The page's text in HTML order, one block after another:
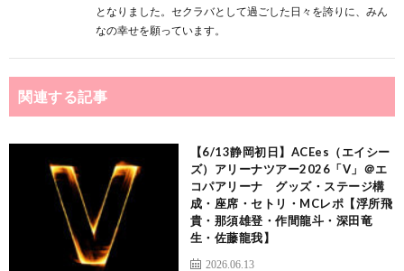
となりました。セクラバとして過ごした日々を誇りに、みん
なの幸せを願っています。
関連する記事
【6/13静岡初日】ACEes（エイシー
ズ）アリーナツアー2026「V」＠エ
コパアリーナ グッズ・ステージ構
成・座席・セトリ・MCレポ【浮所飛
貴・那須雄登・作間龍斗・深田竜
生・佐藤龍我】
2026.06.13